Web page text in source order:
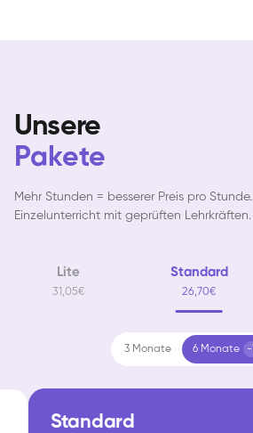
Unsere
Pakete
Mehr Stunden = besserer Preis pro
Einzelunterricht mit geprüften Lehrkräften.
Lite
31,05€
Standard
26,70€
3 Monate 6 Monate -
Standard